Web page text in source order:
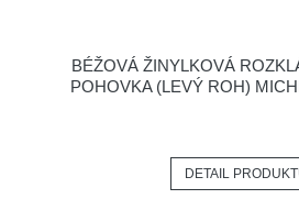
BÉŽOVÁ ŽINYLKOVÁ
POHOVKA (LEVÝ ROH)
DETAIL